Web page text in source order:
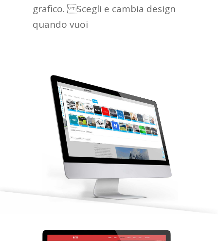
grafico. Scegli e cambia design
quando vuoi